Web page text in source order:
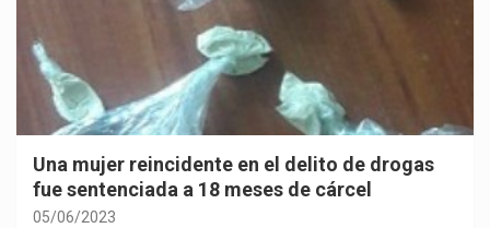
Una mujer reincidente en el delito de drogas
fue sentenciada a 18 meses de cárcel
05/06/2023